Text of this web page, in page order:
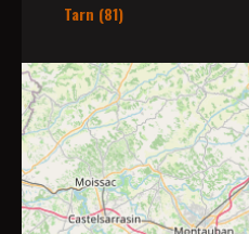
Tarn (81)
8
4